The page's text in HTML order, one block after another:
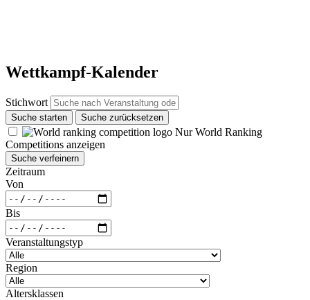
Wettkampf-Kalender
Stichwort
Suche starten Suche zurücksetzen
Nur World Ranking
Competitions anzeigen
Suche verfeinern
Zeitraum
Von
Bis
Veranstaltungstyp
Region
Altersklassen